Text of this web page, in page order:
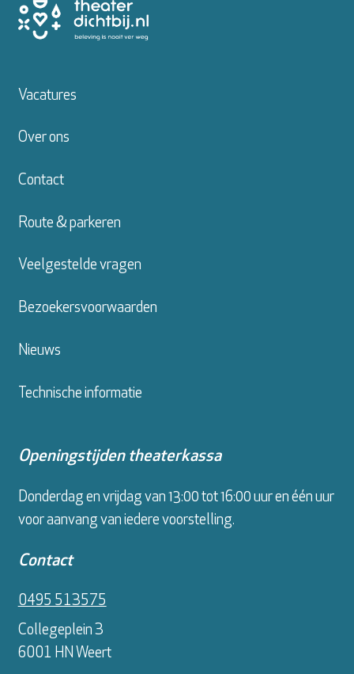
Vacatures
Over ons
Contact
Route & parkeren
Veelgestelde vragen
Bezoekersvoorwaarden
Nieuws
Technische informatie
Openingstijden theaterkassa
Donderdag en vrijdag van 13:00 tot 16:00 uur en één uur
voor aanvang van iedere voorstelling.
Contact
0495 513575
Collegeplein 3
6001 HN Weert